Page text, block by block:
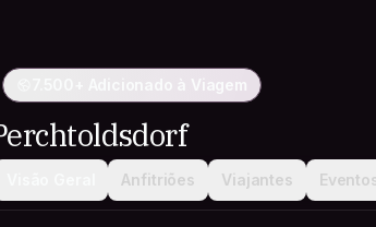
7.500+ Adicionado à Viagem
Anfitriões Viajantes